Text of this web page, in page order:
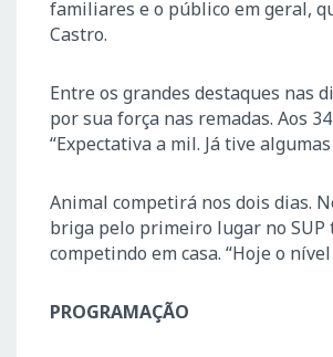
familiares e o público em geral,
Castro.
Entre os grandes destaques nas
por sua força nas remadas. Aos
“Expectativa a mil. Já tive
Animal competirá nos dois dias.
briga pelo primeiro lugar no
competindo em casa. “Hoje o
PROGRAMAÇÃO